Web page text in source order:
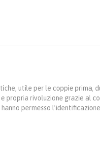
utile per le coppie prima,
propria rivoluzione grazie al
permesso